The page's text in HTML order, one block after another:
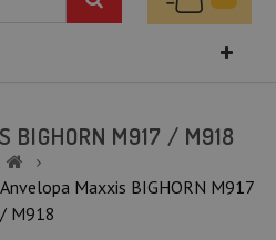
BIGHORN M917 / M918
Anvelopa Maxxis BIGHORN M917
/ M918